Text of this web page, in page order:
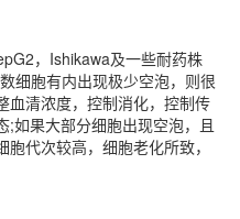
，Ishikawa及一些耐药株
细胞有内出现极少空泡，则很
血清浓度，控制消化，控制传
;如果大部分细胞出现空泡，且
代次较高，细胞老化所致，